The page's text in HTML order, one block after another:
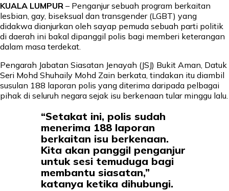
KUALA LUMPUR – Penganjur sebuah program berkaitan
lesbian, gay, biseksual dan transgender (LGBT) yang
didakwa dianjurkan oleh sayap pemuda sebuah parti politik
di daerah ini bakal dipanggil polis bagi memberi keterangan
dalam masa terdekat.
Pengarah Jabatan Siasatan Jenayah (JSJ) Bukit Aman, Datuk
Seri Mohd Shuhaily Mohd Zain berkata, tindakan itu diambil
susulan 188 laporan polis yang diterima daripada pelbagai
pihak di seluruh negara sejak isu berkenaan tular minggu lalu.
“Setakat ini, polis sudah
menerima 188 laporan
berkaitan isu berkenaan.
Kita akan panggil penganjur
untuk sesi temuduga bagi
membantu siasatan,”
katanya ketika dihubungi.